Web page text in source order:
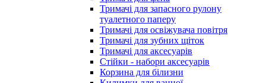
Тримачі для запасного рулону
туалетного паперу
Тримачі для освіжувача повітря
Тримачі для зубних щіток
Тримачі для аксесуарів
Стійки - набори аксесуарів
Корзина для білизни